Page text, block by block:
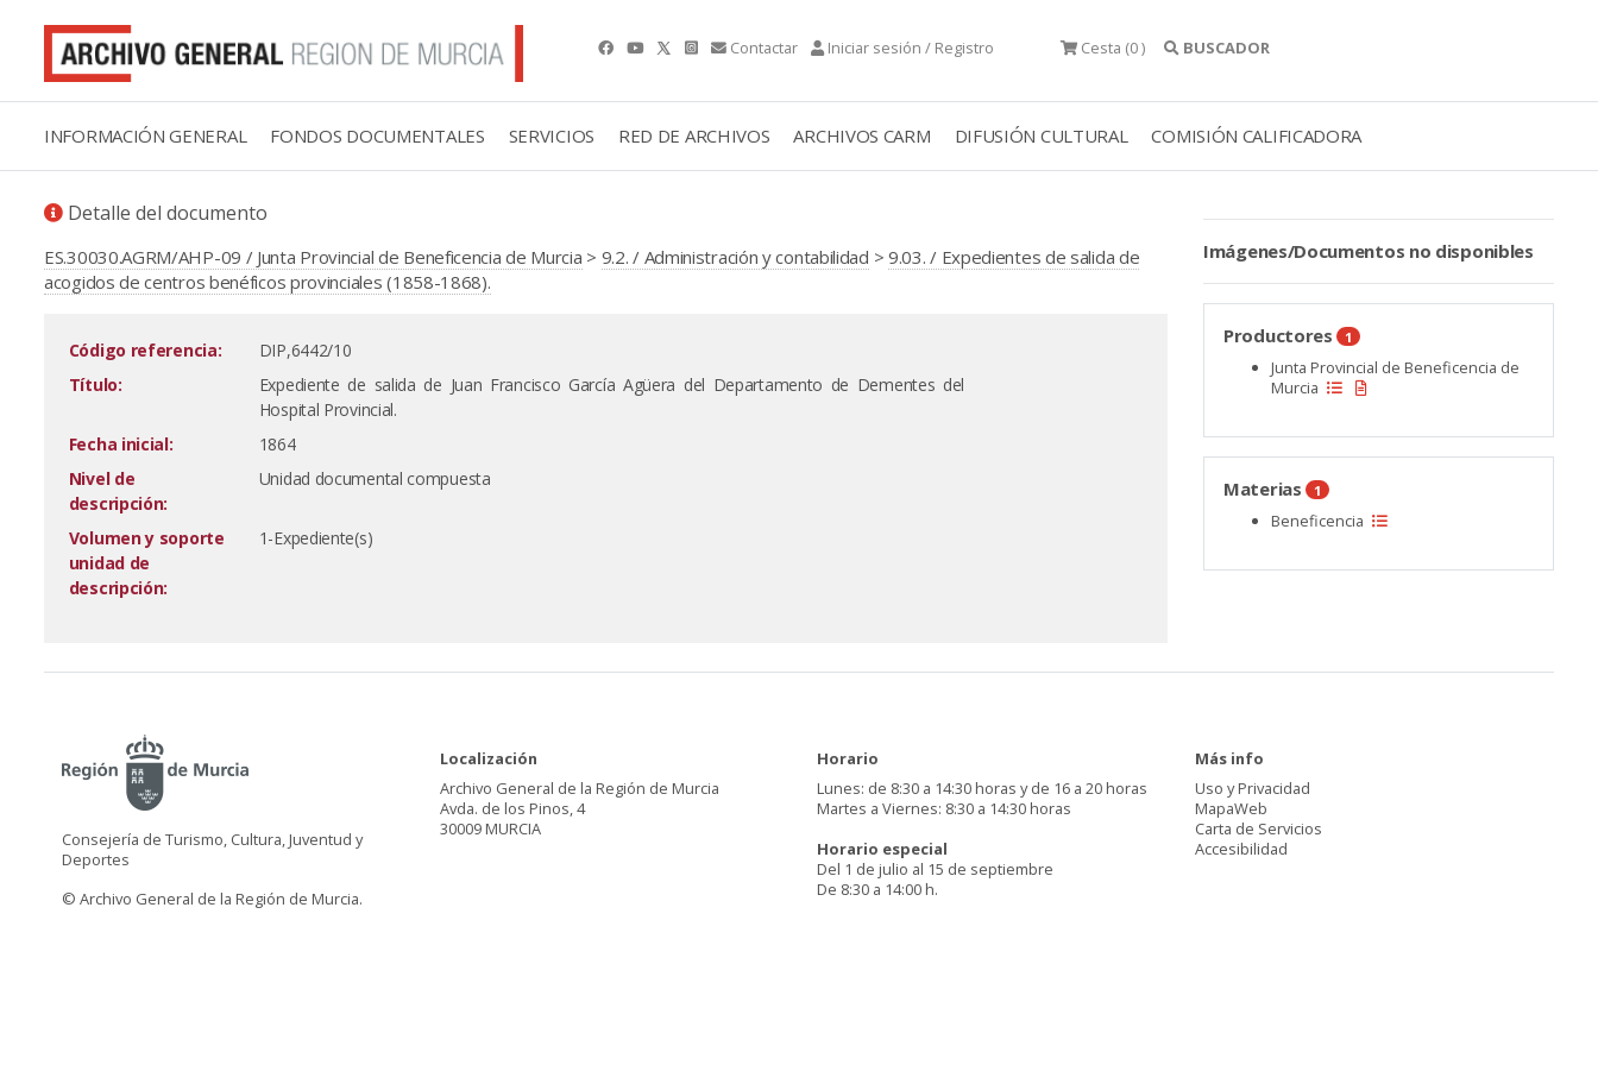
Contactar Iniciar sesión / Registro Cesta (0 ) BUSCADOR
INFORMACIÓN GENERAL FONDOS DOCUMENTALES SERVICIOS RED DE ARCHIVOS ARCHIVOS CARM DIFUSIÓN CULTURAL COMISIÓN CALIFICADORA
Detalle del documento
ES.30030.AGRM/AHP-09 / Junta Provincial de Beneficencia de Murcia > 9.2. / Administración y contabilidad > 9.03. / Expedientes de salida de
acogidos de centros benéficos provinciales (1858-1868).
Código referencia:
DIP,6442/10
Título:
Expediente de salida de Juan Francisco García Agüera del Departamento de Dementes del
Hospital Provincial.
Fecha inicial:
1864
Nivel de
descripción:
Unidad documental compuesta
Volumen y soporte
unidad de
descripción:
1-Expediente(s)
Imágenes/Documentos no disponibles
Productores 1
Junta Provincial de Beneficencia de
Murcia
Materias 1
Beneficencia
Consejería de Turismo, Cultura, Juventud y
Deportes
© Archivo General de la Región de Murcia.
Localización
Archivo General de la Región de Murcia
Avda. de los Pinos, 4
30009 MURCIA
Horario
Lunes: de 8:30 a 14:30 horas y de 16 a 20 horas
Martes a Viernes: 8:30 a 14:30 horas
Horario especial
Del 1 de julio al 15 de septiembre
De 8:30 a 14:00 h.
Más info
Uso y Privacidad
MapaWeb
Carta de Servicios
Accesibilidad